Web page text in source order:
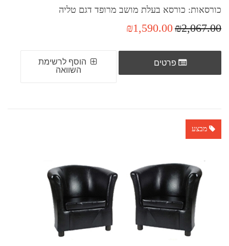
כורסאות: כורסא בעלת מושב מרופד דגם טליה
₪2,067.00
₪1,590.00
פרטים
הוסף לרשימת
השוואה
מבצע